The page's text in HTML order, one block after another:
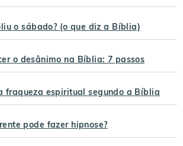
o sábado? (o que diz a Bíblia)
o desânimo na Bíblia: 7 passos
fraqueza espiritual segundo a Bíblia
pode fazer hipnose?